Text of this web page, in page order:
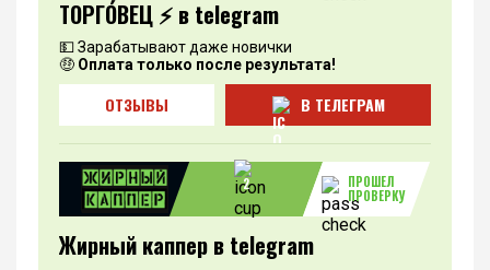
ТОРГО́ВЕЦ ⚡️ в telegram
💵 Зарабатывают даже новички
🤑 Оплата только после результата!
ОТЗЫВЫ В ТЕЛЕГРАМ
2
ПРОШЕЛ
ПРОВЕРКУ
Жирный каппер в telegram